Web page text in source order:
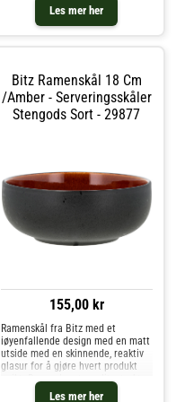
Les mer her
Bitz Ramenskål 18 Cm
/Amber - Serveringsskåler
Stengods Sort - 29877
155,00 kr
Les mer her
Ramenskål fra Bitz med et
iøyenfallende design med en matt
utside med en skinnende, reaktiv
glasur for å gjøre hvert produkt
unikt. Den er laget av slitesterkt
stentøy i forskjellige farger å